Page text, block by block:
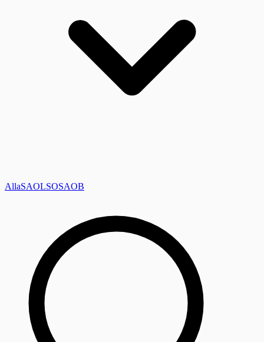
AllaSAOLSOSAOB